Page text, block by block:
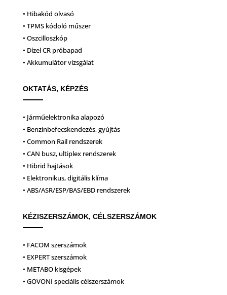
• Hibakód olvasó
• TPMS kódoló műszer
• Oszcilloszkóp
• Dízel CR próbapad
• Akkumulátor vizsgálat
OKTATÁS, KÉPZÉS
• Járműelektronika alapozó
• Benzinbefecskendezés, gyújtás
• Common Rail rendszerek
• CAN busz, ultiplex rendszerek
• Hibrid hajtások
• Elektronikus, digitális klíma
• ABS/ASR/ESP/BAS/EBD rendszerek
KÉZISZERSZÁMOK, CÉLSZERSZÁMOK
• FACOM szerszámok
• EXPERT szerszámok
• METABO kisgépek
• GOVONI speciális célszerszámok